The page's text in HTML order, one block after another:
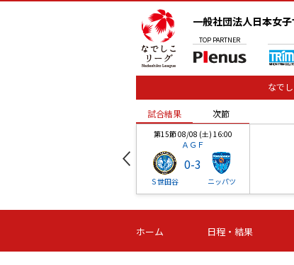
一般社団法人日本女
TOP PARTNER
なで
試合結果 次節
第15節 08/08 (土) 16:00
ＡＧＦ
Ｓ世田谷
0-3
ニッパツ
-
第16節 09/05 (土) 15:00
ニッパツ
-
第16
試合結果 次節
ホーム 日程・結果